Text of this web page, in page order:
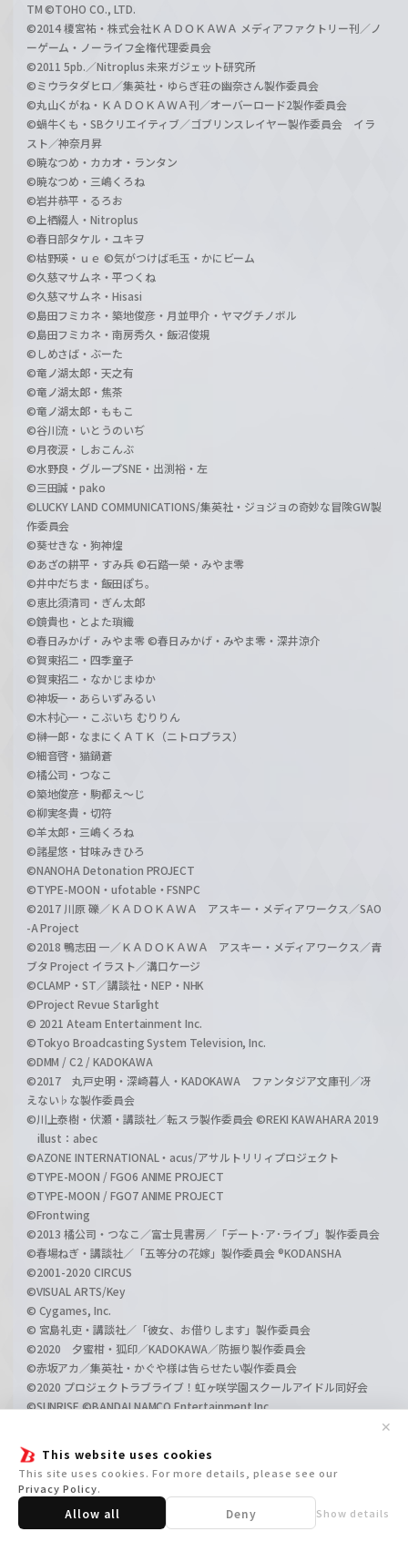
This website uses cookies
This site uses cookies. For more details, please see our
Privacy Policy.
Allow all Deny Show details
✕
TM ©TOHO CO., LTD.
©2014 榎宮祐・株式会社ＫＡＤＯＫＡＷＡ メディアファクトリー刊／ノ
ーゲーム・ノーライフ全権代理委員会
©2011 5pb.／Nitroplus 未来ガジェット研究所
©ミウラタダヒロ／集英社・ゆらぎ荘の幽奈さん製作委員会
©丸山くがね・ＫＡＤＯＫＡＷＡ刊／オーバーロード2製作委員会
©蝸牛くも・SBクリエイティブ／ゴブリンスレイヤー製作委員会 イラ
スト／神奈月昇
©暁なつめ・カカオ・ランタン
©暁なつめ・三嶋くろね
©岩井恭平・るろお
©上栖綴人・Nitroplus
©春日部タケル・ユキヲ
©枯野瑛・ｕｅ ©気がつけば毛玉・かにビーム
©久慈マサムネ・平つくね
©久慈マサムネ・Hisasi
©島田フミカネ・築地俊彦・月並甲介・ヤマグチノボル
©島田フミカネ・南房秀久・飯沼俊規
©しめさば・ぶーた
©竜ノ湖太郎・天之有
©竜ノ湖太郎・焦茶
©竜ノ湖太郎・ももこ
©谷川流・いとうのいぢ
©月夜涙・しおこんぶ
©水野良・グループSNE・出渕裕・左
©三田誠・pako
©LUCKY LAND COMMUNICATIONS/集英社・ジョジョの奇妙な冒険GW製
作委員会
©葵せきな・狗神煌
©あざの耕平・すみ兵 ©石踏一榮・みやま零
©井中だちま・飯田ぽち。
©恵比須清司・ぎん太郎
©鏡貴也・とよた瑣織
©春日みかげ・みやま零 ©春日みかげ・みやま零・深井涼介
©賀東招二・四季童子
©賀東招二・なかじまゆか
©神坂一・あらいずみるい
©木村心一・こぶいち むりりん
©榊一郎・なまにくＡＴＫ（ニトロプラス）
©細音啓・猫鍋蒼
©橘公司・つなこ
©築地俊彦・駒都え～じ
©柳実冬貴・切符
©羊太郎・三嶋くろね
©諸星悠・甘味みきひろ
©NANOHA Detonation PROJECT
©TYPE-MOON・ufotable・FSNPC
©2017 川原 礫／ＫＡＤＯＫＡＷＡ アスキー・メディアワークス／SAO
-A Project
©2018 鴨志田 一／ＫＡＤＯＫＡＷＡ アスキー・メディアワークス／青
ブタ Project イラスト／溝口ケージ
©CLAMP・ST／講談社・NEP・NHK
©Project Revue Starlight
© 2021 Ateam Entertainment Inc.
©Tokyo Broadcasting System Television, Inc.
©DMM / C2 / KADOKAWA
©2017 丸戸史明・深崎暮人・KADOKAWA ファンタジア文庫刊／冴
えない♭な製作委員会
©川上泰樹・伏瀬・講談社／転スラ製作委員会 ©REKI KAWAHARA 2019
illust：abec
©AZONE INTERNATIONAL・acus/アサルトリリィプロジェクト
©TYPE-MOON / FGO6 ANIME PROJECT
©TYPE-MOON / FGO7 ANIME PROJECT
©Frontwing
©2013 橘公司・つなこ／富士見書房／「デート･ア･ライブ」製作委員会
©春場ねぎ・講談社／「五等分の花嫁」製作委員会 ®KODANSHA
©2001-2020 CIRCUS
©VISUAL ARTS/Key
© Cygames, Inc.
© 宮島礼吏・講談社／「彼女、お借りします」製作委員会
©2020 夕蜜柑・狐印／KADOKAWA／防振り製作委員会
©赤坂アカ／集英社・かぐや様は告らせたい製作委員会
©2020 プロジェクトラブライブ！虹ヶ咲学園スクールアイドル同好会
©SUNRISE ©BANDAI NAMCO Entertainment Inc.
©VISUAL ARTS/Key/「神様になった日」Project
©2020 東出祐一郎・橘公司・NOCO/KADOKAWA/「デート・ア・バレッ
ト」製作委員会
©Project シンフォギアＸＶ